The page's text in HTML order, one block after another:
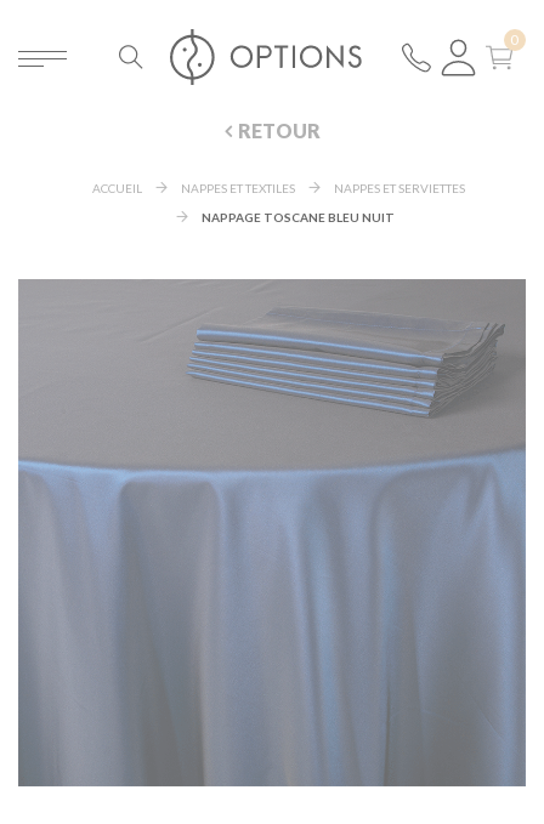
RETOUR
ACCUEIL NAPPES ET TEXTILES
NAPPES ET SERVIETTES
NAPPAGE TOSCANE BLEU NUIT